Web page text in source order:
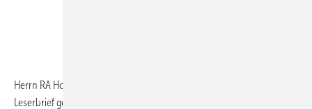
Herrn RA Holtstraeter sei ausdrücklich für seinen detaillierten
Leserbrief gedankt, gibt er doch einen willkommenen Anlass, die